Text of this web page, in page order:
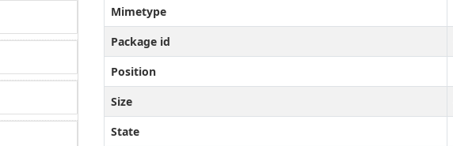
Mimetype
Package id
Position
Size
State